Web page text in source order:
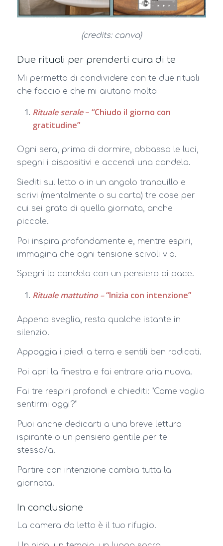
(credits: canva)
Due rituali per prenderti cura di te
Mi permetto di condividere con te due rituali
che faccio e che mi aiutano molto
Rituale serale– “Chiudo il giorno con
gratitudine”
Ogni sera, prima di dormire, abbassa le luci,
spegni i dispositivi e accendi una candela.
Siediti sul letto o in un angolo tranquillo e
scrivi (mentalmente o su carta) tre cose per
cui sei grata di quella giornata, anche
piccole.
Poi inspira profondamente e, mentre espiri,
immagina che ogni tensione scivoli via.
Spegni la candela con un pensiero di pace.
Rituale mattutino –“Inizia con intenzione”
Appena sveglia, resta qualche istante in
silenzio.
Appoggia i piedi a terra e sentili ben radicati.
Poi apri la finestra e fai entrare aria nuova.
Fai tre respiri profondi e chiediti: “Come voglio
sentirmi oggi?”
Puoi anche dedicarti a una breve lettura
ispirante o un pensiero gentile per te
stesso/a.
Partire con intenzione cambia tutta la
giornata.
In conclusione
La camera da letto è il tuo rifugio.